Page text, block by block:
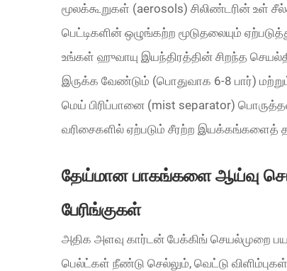
மூலக்கூறுகள் (aerosols) சிலிண்டரின் உள்
பெட்டிகளின் ஒழுங்கற்ற மூடுதலையும்
உங்கள் ஹுவாயு இயந்திரத்தின் சிறந்த
இருக்க வேண்டும் (பொதுவாக 6-8 பார்)
மெய் பிரிப்பானை (mist separator)
வரிசைகளில் ஏற்படும் சீரற்ற இயக்கங்களைத்
தேய்மான பாகங்களை ஆய்வு
பேரிங்குகள்
அதிக அளவு கார்டன் பேக்கிங் செயல்முறை
பெல்ட்கள் நீண்டு செல்லும், வெட்டு விளிம்புகள்